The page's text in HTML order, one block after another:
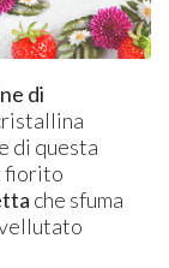
di
di questa
fiorito
che sfuma